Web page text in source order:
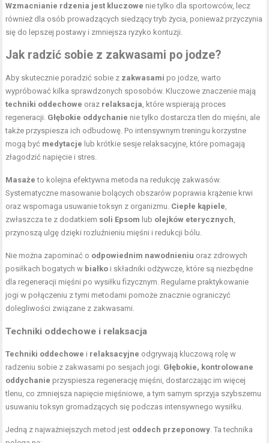
Wzmacnianie rdzenia jest kluczowe nie tylko dla sportowców, lecz
również dla osób prowadzących siedzący tryb życia, ponieważ przyczynia
się do lepszej postawy i zmniejsza ryzyko kontuzji.
Jak radzić sobie z zakwasami po jodze?
Aby skutecznie poradzić sobie z zakwasami po jodze, warto
wypróbować kilka sprawdzonych sposobów. Kluczowe znaczenie mają
techniki oddechowe oraz relaksacja , które wspierają proces
regeneracji. Głębokie oddychanie nie tylko dostarcza tlen do mięśni, ale
także przyspiesza ich odbudowę. Po intensywnym treningu korzystne
mogą być medytacje lub krótkie sesje relaksacyjne, które pomagają
złagodzić napięcie i stres.
Masaże to kolejna efektywna metoda na redukcję zakwasów.
Systematyczne masowanie bolących obszarów poprawia krążenie krwi
oraz wspomaga usuwanie toksyn z organizmu. Ciepłe kąpiele
zwłaszcza te z dodatkiem soli Epsom lub olejków eterycznych
przynoszą ulgę dzięki rozluźnieniu mięśni i redukcji bólu.
Nie można zapominać o odpowiednim nawodnieniu oraz zdrowych
posiłkach bogatych w białko i składniki odżywcze, które są niezbędne
dla regeneracji mięśni po wysiłku fizycznym. Regularne praktykowanie
jogi w połączeniu z tymi metodami pomoże znacznie ograniczyć
dolegliwości związane z zakwasami.
Techniki oddechowe i relaksacja
Techniki oddechowe i relaksacyjne odgrywają kluczową rolę w
radzeniu sobie z zakwasami po sesjach jogi. Głębokie, kontrolowane
oddychanie przyspiesza regenerację mięśni, dostarczając im więcej
tlenu, co zmniejsza napięcie mięśniowe, a tym samym sprzyja szybszemu
usuwaniu toksyn gromadzących się podczas intensywnego wysiłku.
Jedną z najważniejszych metod jest oddech przeponowy . Ta technika